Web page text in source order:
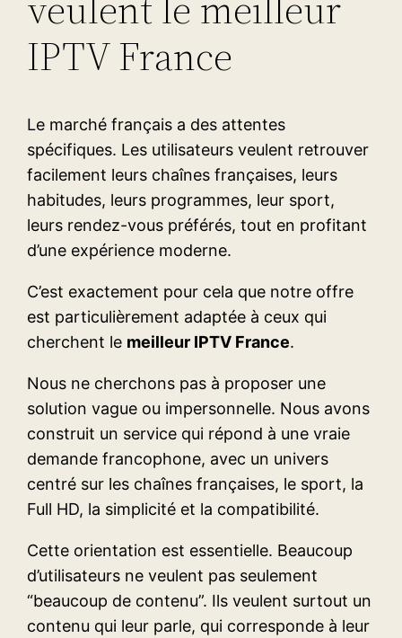
IPTV France
Le marché français a des attentes
spécifiques. Les utilisateurs veulent retrouver
facilement leurs chaînes françaises, leurs
habitudes, leurs programmes, leur sport,
leurs rendez-vous préférés, tout en profitant
d’une expérience moderne.
C’est exactement pour cela que notre offre
est particulièrement adaptée à ceux qui
cherchent le meilleur IPTV France.
Nous ne cherchons pas à proposer une
solution vague ou impersonnelle. Nous avons
construit un service qui répond à une vraie
demande francophone, avec un univers
centré sur les chaînes françaises, le sport, la
Full HD, la simplicité et la compatibilité.
Cette orientation est essentielle. Beaucoup
d’utilisateurs ne veulent pas seulement
“beaucoup de contenu”. Ils veulent surtout un
contenu qui leur parle, qui corresponde à leur